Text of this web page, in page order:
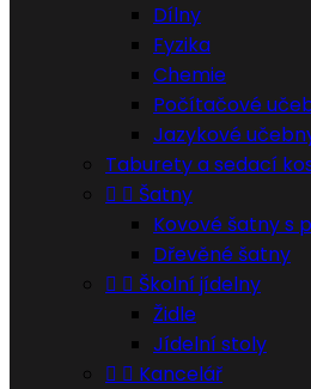
Dílny
Fyzika
Chemie
Počítačové
Jazykové
Taburety a sedací
  Šatny
Kovové šatny s
Dřevěné šatny
  Školní jídelny
Židle
Jídelní stoly
  Kancelář